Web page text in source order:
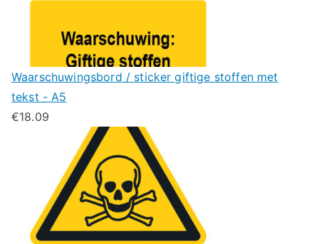
Waarschuwingsbord / sticker giftige stoffen met
tekst - A5
€18.09